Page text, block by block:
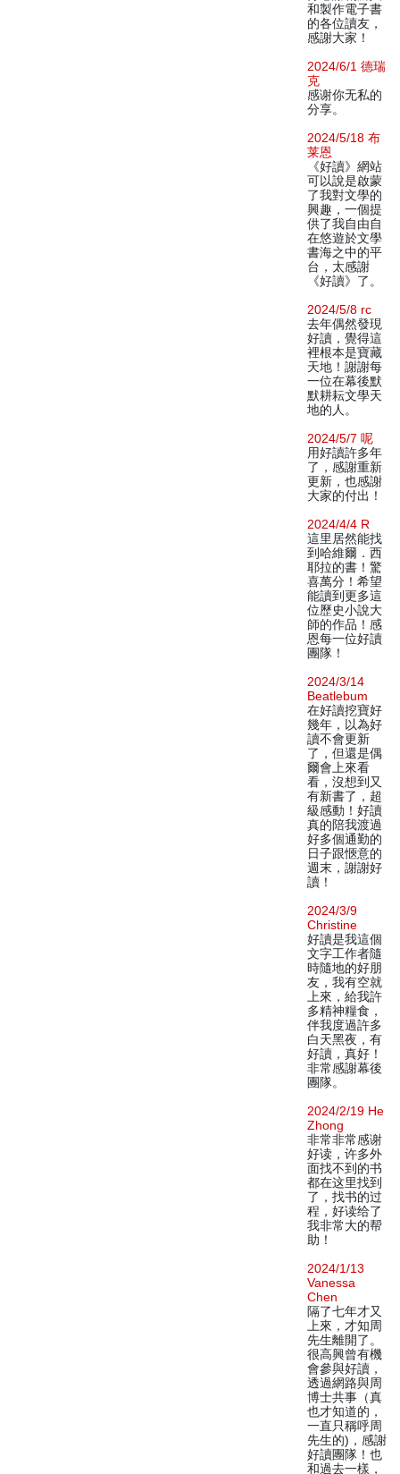
和製作電子書
的各位讀友，
感謝大家！
2024/6/1 德瑞
克
感谢你无私的
分享。
2024/5/18 布
莱恩
《好讀》網站
可以說是啟蒙
了我對文學的
興趣，一個提
供了我自由自
在悠遊於文學
書海之中的平
台，太感謝
《好讀》了。
2024/5/8 rc
去年偶然發現
好讀，覺得這
裡根本是寶藏
天地！謝謝每
一位在幕後默
默耕耘文學天
地的人。
2024/5/7 呢
用好讀許多年
了，感謝重新
更新，也感謝
大家的付出！
2024/4/4 R
這里居然能找
到哈維爾．西
耶拉的書！驚
喜萬分！希望
能讀到更多這
位歷史小說大
師的作品！感
恩每一位好讀
團隊！
2024/3/14
Beatlebum
在好讀挖寶好
幾年，以為好
讀不會更新
了，但還是偶
爾會上來看
看，沒想到又
有新書了，超
級感動！好讀
真的陪我渡過
好多個通勤的
日子跟愜意的
週末，謝謝好
讀！
2024/3/9
Christine
好讀是我這個
文字工作者隨
時隨地的好朋
友，我有空就
上來，給我許
多精神糧食，
伴我度過許多
白天黑夜，有
好讀，真好！
非常感謝幕後
團隊。
2024/2/19 He
Zhong
非常非常感谢
好读，许多外
面找不到的书
都在这里找到
了，找书的过
程，好读给了
我非常大的帮
助！
2024/1/13
Vanessa
Chen
隔了七年才又
上來，才知周
先生離開了。
很高興曾有機
會參與好讀，
透過網路與周
博士共事（真
也才知道的，
一直只稱呼周
先生的)，感謝
好讀團隊！也
和過去一樣，